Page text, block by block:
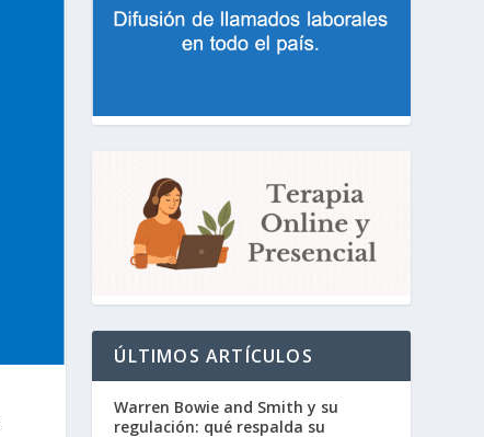
ÚLTIMOS ARTÍCULOS
Warren Bowie and Smith y su
regulación: qué respalda su